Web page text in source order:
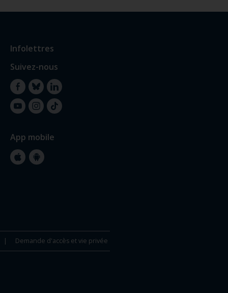
Infolettres
Suivez-nous
FacebookBlueskyLinkedIn
App mobile
Demande d'accès et vie privée